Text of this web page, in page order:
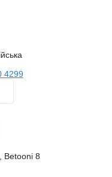
4299
Betooni 8